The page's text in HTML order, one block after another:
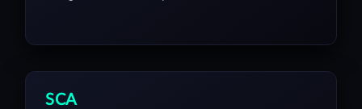
SCA